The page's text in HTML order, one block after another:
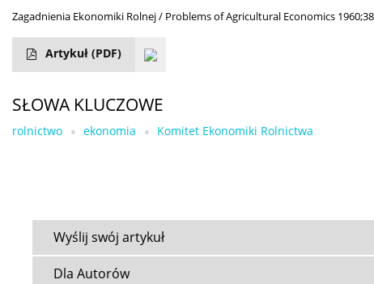
Zagadnienia Ekonomiki Rolnej / Problems of Agricultural Economics
Artykuł (PDF)
SŁOWA KLUCZOWE
rolnictwo ekonomia Komitet Ekonomiki Rolnictwa
Wyślij swój artykuł
Dla Autorów